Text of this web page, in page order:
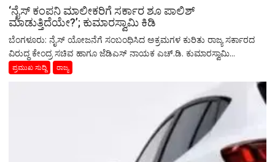
‘ನೈಸ್ ಕಂಪನಿ ಮಾಲೀಕರಿಗೆ ಸರ್ಕಾರ ಶೂ ಪಾಲಿಶ್
ಮಾಡುತ್ತಿದೆಯೇ?’; ಕುಮಾರಸ್ವಾಮಿ ಕಿಡಿ
ಬೆಂಗಳೂರು: ನೈಸ್ ಯೋಜನೆಗೆ ಸಂಬಂಧಿಸಿದ ಅಕ್ರಮಗಳ ಕುರಿತು ರಾಜ್ಯ ಸರ್ಕಾರದ
ವಿರುದ್ಧ ಕೇಂದ್ರ ಸಚಿವ ಹಾಗೂ ಜೆಡಿಎಸ್ ನಾಯಕ ಎಚ್.ಡಿ. ಕುಮಾರಸ್ವಾಮಿ...
ಪ್ರಮುಖ ಸುದ್ದಿ ರಾಜ್ಯ